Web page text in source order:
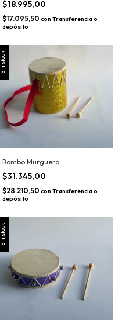
$18.995,00
$17.095,50 con Transferencia o
depósito
Sin stock
Bombo Murguero
$31.345,00
$28.210,50 con Transferencia o
depósito
Sin stock